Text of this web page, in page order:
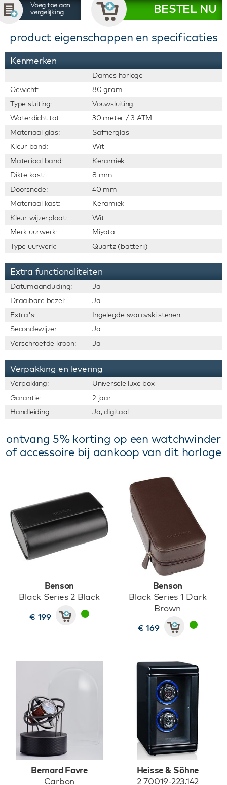
Voeg toe aan
vergelijking
BESTEL NU
product eigenschappen en specificaties
Kenmerken
Dames horloge
Gewicht:
80 gram
Type sluiting:
Vouwsluiting
Waterdicht tot:
30 meter / 3 ATM
Materiaal glas:
Saffierglas
Kleur band:
Wit
Materiaal band:
Keramiek
Dikte kast:
8 mm
Doorsnede:
40 mm
Materiaal kast:
Keramiek
Kleur wijzerplaat:
Wit
Merk uurwerk:
Miyota
Type uurwerk:
Quartz (batterij)
Extra functionaliteiten
Datumaanduiding:
Ja
Draaibare bezel:
Ja
Extra's:
Ingelegde svarovski stenen
Secondewijzer:
Ja
Verschroefde kroon:
Ja
Verpakking en levering
Verpakking:
Universele luxe box
Garantie:
2 jaar
Handleiding:
Ja, digitaal
ontvang 5% korting op een watchwinder
of accessoire bij aankoop van dit horloge
Benson
Black Series 2 Black
€ 199
Benson
Black Series 1 Dark
Brown
€ 169
Bernard Favre
Carbon
Heisse & Söhne
2 70019-223.142